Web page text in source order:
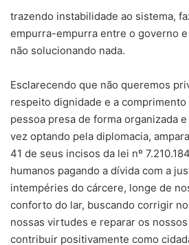
trazendo instabilidade ao sistema,
empurra-empurra entre o governo
não solucionando nada.
Esclarecendo que não queremos
respeito dignidade e a
pessoa presa de forma organizada
vez optando pela diplomacia,
41 de seus incisos da lei nº
humanos pagando a dívida com a
intempéries do cárcere, longe de
conforto do lar, buscando corrigir
nossas virtudes e reparar os
contribuir positivamente como